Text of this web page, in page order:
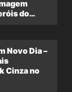
do
Novo Dia –
Cinza no